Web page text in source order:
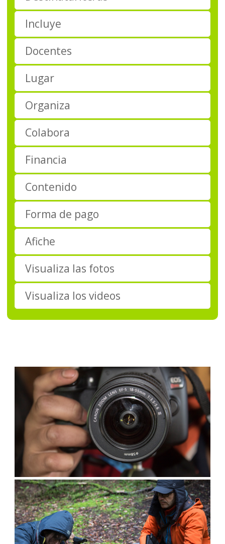
Incluye
Docentes
Lugar
Organiza
Colabora
Financia
Contenido
Forma de pago
Afiche
Visualiza las fotos
Visualiza los videos